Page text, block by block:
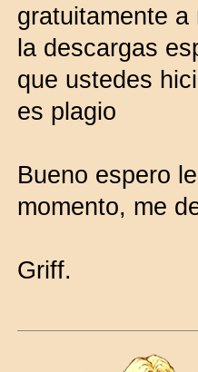
gratuitamente
la descargas
que ustedes
es plagio
Bueno espero
momento, me
Griff.